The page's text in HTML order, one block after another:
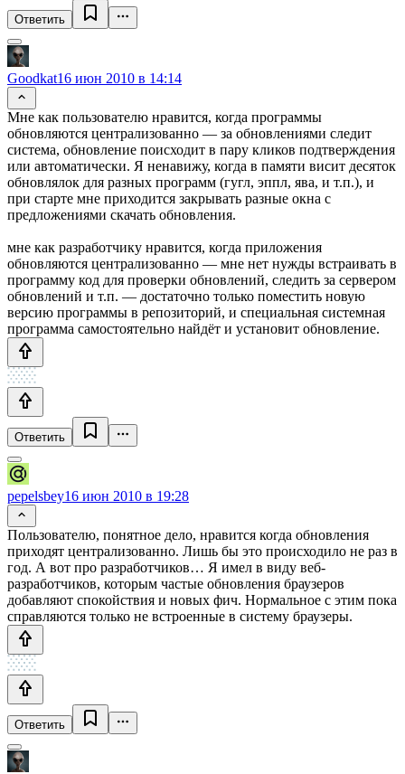
Ответить
Goodkat16 июн 2010 в 14:14
Мне как пользователю нравится, когда программы
обновляются централизованно — за обновлениями следит
система, обновление поисходит в пару кликов подтверждения
или автоматически. Я ненавижу, когда в памяти висит десяток
обновлялок для разных программ (гугл, эппл, ява, и т.п.), и
при старте мне приходится закрывать разные окна с
предложениями скачать обновления.
мне как разработчику нравится, когда приложения
обновляются централизованно — мне нет нужды встраивать в
программу код для проверки обновлений, следить за сервером
обновлений и т.п. — достаточно только поместить новую
версию программы в репозиторий, и специальная системная
программа самостоятельно найдёт и установит обновление.
Ответить
pepelsbey16 июн 2010 в 19:28
Пользователю, понятное дело, нравится когда обновления
приходят централизованно. Лишь бы это происходило не раз в
год. А вот про разработчиков… Я имел в виду веб-
разработчиков, которым частые обновления браузеров
добавляют спокойствия и новых фич. Нормальное с этим пока
справляются только не встроенные в систему браузеры.
Ответить